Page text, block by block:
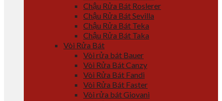
Chậu Rửa Bát Roslerer
Chậu Rửa Bát Sevilla
Chậu Rửa Bát Teka
Chậu Rửa Bát Taka
Vòi Rửa Bát
Vòi rửa bát Bauer
Vòi Rửa Bát Canzy
Vòi Rửa Bát Fandi
Vòi Rửa Bát Faster
Vòi rửa bát Giovani